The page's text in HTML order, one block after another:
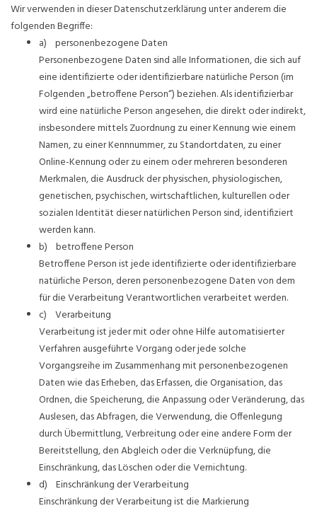
Wir verwenden in dieser Datenschutzerklärung unter anderem die
folgenden Begriffe:
a) personenbezogene Daten
Personenbezogene Daten sind alle Informationen, die sich auf
eine identifizierte oder identifizierbare natürliche Person (im
Folgenden „betroffene Person“) beziehen. Als identifizierbar
wird eine natürliche Person angesehen, die direkt oder indirekt,
insbesondere mittels Zuordnung zu einer Kennung wie einem
Namen, zu einer Kennnummer, zu Standortdaten, zu einer
Online-Kennung oder zu einem oder mehreren besonderen
Merkmalen, die Ausdruck der physischen, physiologischen,
genetischen, psychischen, wirtschaftlichen, kulturellen oder
sozialen Identität dieser natürlichen Person sind, identifiziert
werden kann.
b) betroffene Person
Betroffene Person ist jede identifizierte oder identifizierbare
natürliche Person, deren personenbezogene Daten von dem
für die Verarbeitung Verantwortlichen verarbeitet werden.
c) Verarbeitung
Verarbeitung ist jeder mit oder ohne Hilfe automatisierter
Verfahren ausgeführte Vorgang oder jede solche
Vorgangsreihe im Zusammenhang mit personenbezogenen
Daten wie das Erheben, das Erfassen, die Organisation, das
Ordnen, die Speicherung, die Anpassung oder Veränderung, das
Auslesen, das Abfragen, die Verwendung, die Offenlegung
durch Übermittlung, Verbreitung oder eine andere Form der
Bereitstellung, den Abgleich oder die Verknüpfung, die
Einschränkung, das Löschen oder die Vernichtung.
d) Einschränkung der Verarbeitung
Einschränkung der Verarbeitung ist die Markierung